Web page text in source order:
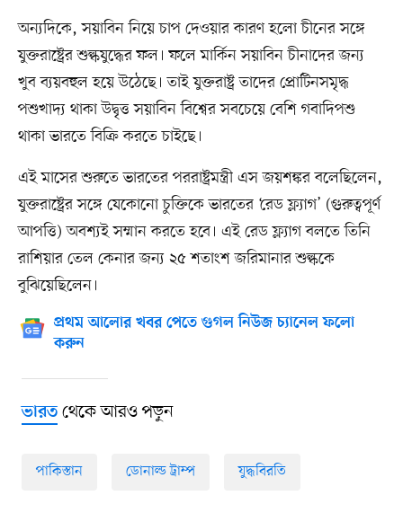
অন্যদিকে, সয়াবিন নিয়ে চাপ দেওয়ার কারণ হলো চীনের সঙ্গে
যুক্তরাষ্ট্রের শুল্কযুদ্ধের ফল। ফলে মার্কিন সয়াবিন চীনাদের জন্য
খুব ব্যয়বহুল হয়ে উঠেছে। তাই যুক্তরাষ্ট্র তাদের প্রোটিনসমৃদ্ধ
পশুখাদ্য থাকা উদ্বৃত্ত সয়াবিন বিশ্বের সবচেয়ে বেশি গবাদিপশু
থাকা ভারতে বিক্রি করতে চাইছে।
এই মাসের শুরুতে ভারতের পররাষ্ট্রমন্ত্রী এস জয়শঙ্কর বলেছিলেন,
যুক্তরাষ্ট্রের সঙ্গে যেকোনো চুক্তিকে ভারতের ‘রেড ফ্ল্যাগ’ (গুরুত্বপূর্ণ
আপত্তি) অবশ্যই সম্মান করতে হবে। এই রেড ফ্ল্যাগ বলতে তিনি
রাশিয়ার তেল কেনার জন্য ২৫ শতাংশ জরিমানার শুল্ককে
বুঝিয়েছিলেন।
প্রথম আলোর খবর পেতে গুগল নিউজ চ্যানেল ফলো
করুন
ভারতথেকে আরও পড়ুন
পাকিস্তান ডোনাল্ড ট্রাম্প যুদ্ধবিরতি